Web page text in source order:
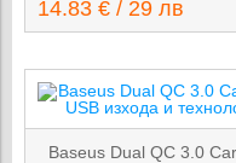
14.83 € / 29 лв
Baseus Dual QC 3.0